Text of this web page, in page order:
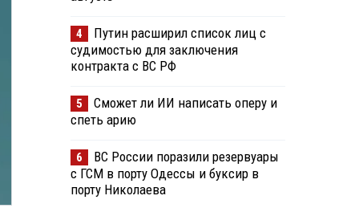
4
Путин расширил список лиц с
судимостью для заключения
контракта с ВС РФ
5
Сможет ли ИИ написать оперу и
спеть арию
6
ВС России поразили резервуары
с ГСМ в порту Одессы и буксир в
порту Николаева